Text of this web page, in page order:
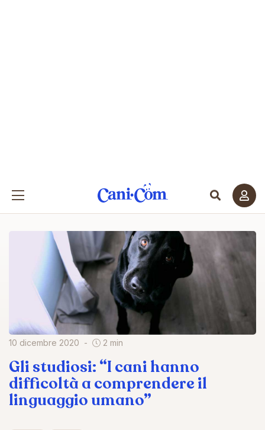
10 dicembre 2020 2 min
Gli studiosi: “I cani hanno
difficoltà a comprendere il
linguaggio umano”